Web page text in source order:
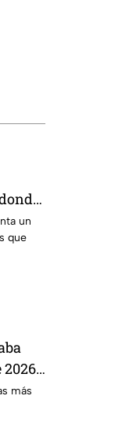
un
que
más